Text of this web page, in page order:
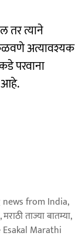
तर त्याने
कळवणे अत्यावश्यक
परवाना
आहे.
news from India,
ताज्या बातम्या,
Esakal Marathi